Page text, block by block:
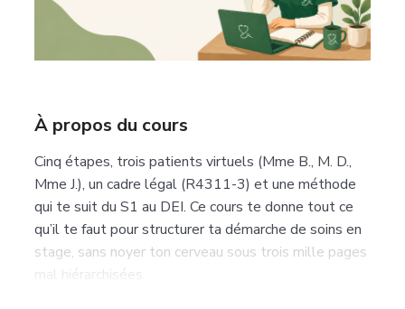
À propos du cours
Cinq étapes, trois patients virtuels (Mme B., M. D.,
Mme J.), un cadre légal (R4311-3) et une méthode
qui te suit du S1 au DEI. Ce cours te donne tout ce
qu’il te faut pour structurer ta démarche de soins en
stage, sans noyer ton cerveau sous trois mille pages
mal hiérarchisées.